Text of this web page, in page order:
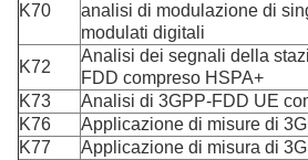
K70
analisi di modulazione di
modulati digitali
K72
Analisi dei segnali della
FDD compreso HSPA+
K73
Analisi di 3GPP-FDD UE
K76
Applicazione di misure di
K77
Applicazione di misura di